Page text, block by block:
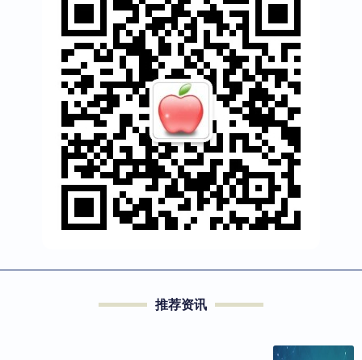
推荐资讯